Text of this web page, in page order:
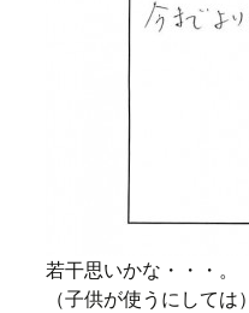
若干思いかな・・・。
（子供が使うにしては）